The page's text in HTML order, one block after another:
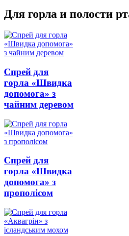
Для горла и полости
Спрей для
горла «Швидка
допомога» з
чайним деревом
Спрей для
горла «Швидка
допомога» з
прополісом